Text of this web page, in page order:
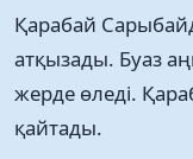
Қарабай
атқызады. Буаз
жерде өледі.
қайтады.